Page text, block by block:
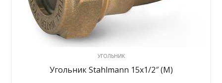
УГОЛЬНИК
Угольник Stahlmann 15х1/2″ (M)